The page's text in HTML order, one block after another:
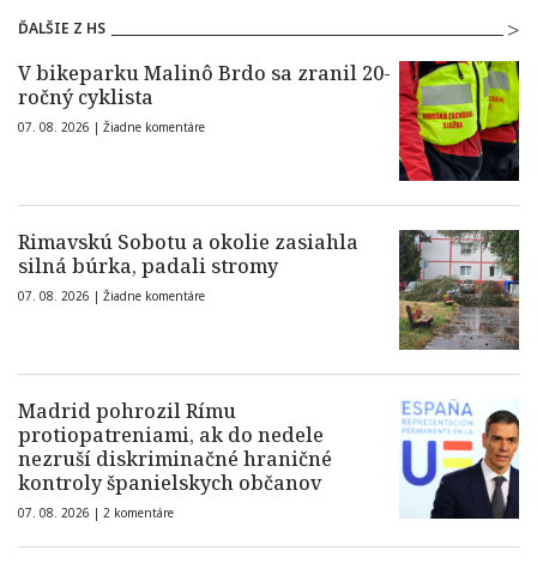
ĎALŠIE Z HS
V bikeparku Malinô Brdo sa zranil 20-
ročný cyklista
07. 08. 2026 | Žiadne komentáre
Rimavskú Sobotu a okolie zasiahla
silná búrka, padali stromy
07. 08. 2026 | Žiadne komentáre
Madrid pohrozil Rímu
protiopatreniami, ak do nedele
nezruší diskriminačné hraničné
kontroly španielskych občanov
07. 08. 2026 | 2 komentáre